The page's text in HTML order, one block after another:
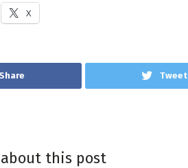
X
Share Tweet
about this post